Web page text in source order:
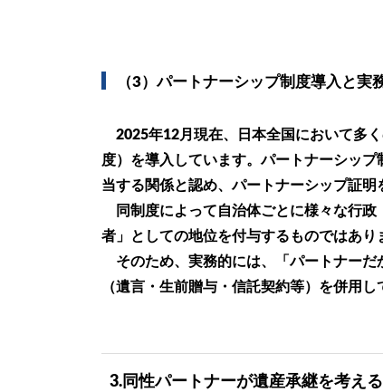
（3）パートナーシップ制度導入と実
2025年12月現在、日本全国において多
度）を導入しています。パートナーシッ
当する関係と認め、パートナーシップ証明
同制度によって自治体ごとに様々な行政
者」としての地位を付与するものではあり
そのため、実務的には、「パートナーだ
（遺言・生前贈与・信託契約等）を併用し
3.同性パートナーが遺産承継を考え